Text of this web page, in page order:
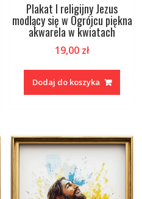
Plakat I religijny Jezus
modlący się w Ogrójcu piękna
akwarela w kwiatach
19,00 zł
Dodaj do koszyka